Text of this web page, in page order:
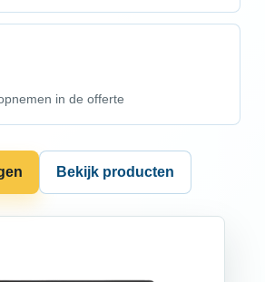
in de offerte
Bekijk producten